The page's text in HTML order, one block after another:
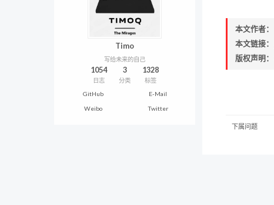
Timo
写给未来的自己
1054
日志
3
分类
1328
标签
GitHub
E-Mail
Weibo Twitter
本文作者：
本文链接：
版权声明：
下属问题